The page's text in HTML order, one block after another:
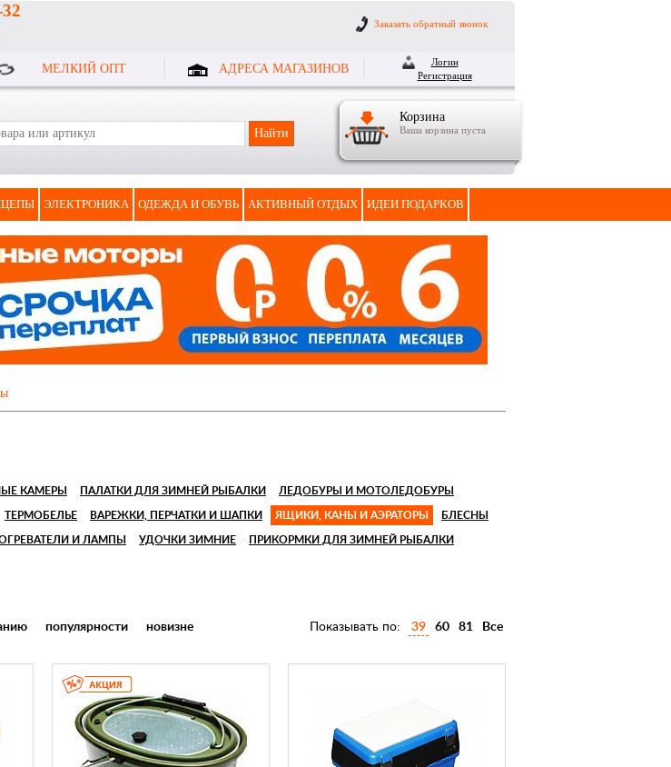
Заказать обратный звонок
МЕЛКИЙ ОПТ АДРЕСА МАГАЗИНОВ
Логин
Регистрация
Корзина
Ваша корзина пуста
ЭЛЕКТРОНИКА ОДЕЖДА И ОБУВЬ АКТИВНЫЙ ОТДЫХ ИДЕИ ПОДАРКОВ
КАМЕРЫ ПАЛАТКИ ДЛЯ ЗИМНЕЙ РЫБАЛКИ ЛЕДОБУРЫ И МОТОЛЕДОБУРЫ
ТЕРМОБЕЛЬЕ ВАРЕЖКИ, ПЕРЧАТКИ И ШАПКИ ЯЩИКИ, КАНЫ И АЭРАТОРЫ БЛЕСНЫ
И ЛАМПЫ УДОЧКИ ЗИМНИЕ ПРИКОРМКИ ДЛЯ ЗИМНЕЙ РЫБАЛКИ
популярности новизне Показывать по: 39 60 81 Все